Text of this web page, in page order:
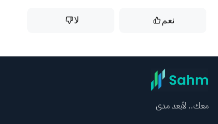
نعم لا
معك.. لأبعد مدى